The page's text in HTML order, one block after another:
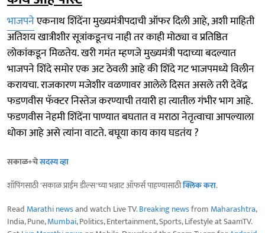
भाजपनेएकनाथ शिंदेंना मुख्यमंत्रीपदाची ऑफर दिली आहे, अशी माहिती
अतिशय खात्रीशीर सूत्रांकडूनच नाही तर काही मोठ्या व प्रतिष्ठित
लोकांकडून मिळतेय. खरी गमंत म्हणजे मुख्यमंत्री पदाच्या बदल्यात
भाजपने शिंदे समोर एक अट ठेवली आहे की शिंदे गट भाजपमध्ये विलीन
करायचा. राजकारण मजेशीर वळणावर आलेले दिसत असले तरी देवेंद्र
फडणवीस फॅक्टर निस्तेज करण्याची तयारी हा त्यातील गंभीर भाग आहे.
फडणवीस नेहमी शिंदेंना पाण्यात बघतात व मराठा नेतृत्वाचा आपल्याला
धोका आहे असे त्यांना वाटते. बघूया काय काय घडतंय ?
सकाळ+चेसदस्य व्हा
शॉपिंगसाठी 'सकाळ प्राईम डील्स'च्या भन्नाट ऑफर्स पाहण्यासाठीक्लिक करा.
Read Marathi newsand watch Live TV.Breaking newsfrom Maharashtra,
India, Pune,Mumbai, Politics, Entertainment, Sports, Lifestyle at SaamTV.